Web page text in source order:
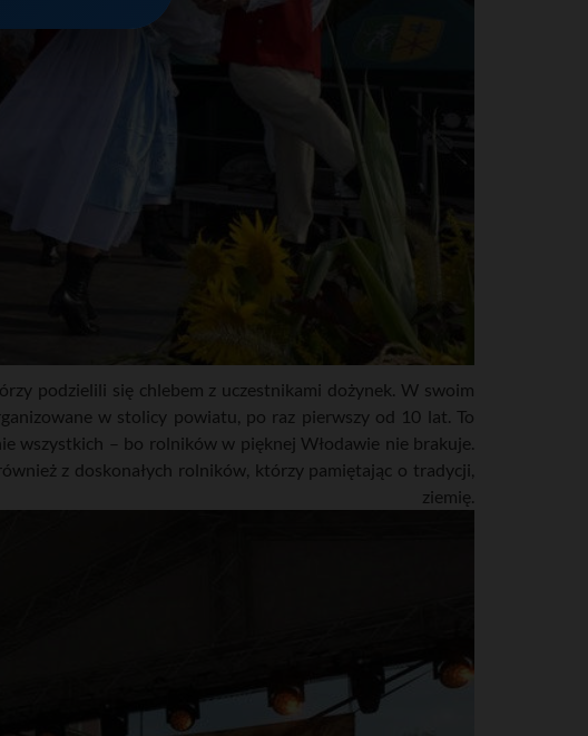
podzielili się chlebem z uczestnikami dożynek. W swoim
w stolicy powiatu, po raz pierwszy od 10 lat. To
wszystkich – bo rolników w pięknej Włodawie nie brakuje.
z doskonałych rolników, którzy pamiętając o tradycji,
ziemię.